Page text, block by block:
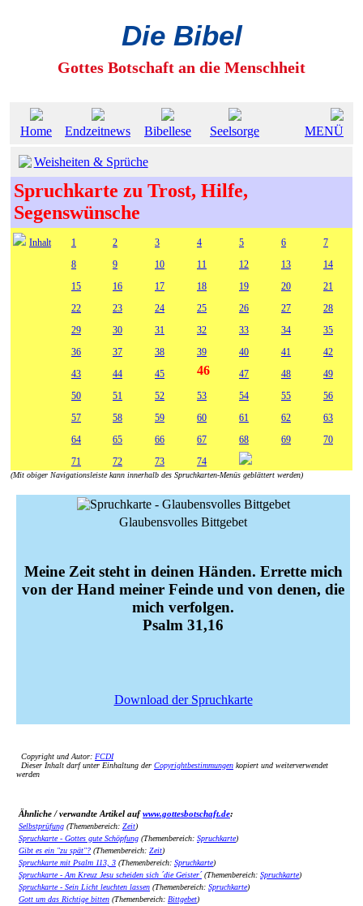
Die Bibel
Gottes Botschaft an die Menschheit
Home Endzeitnews Bibellese Seelsorge MENÜ
Weisheiten & Sprüche
Spruchkarte zu Trost, Hilfe,
Segenswünsche
Inhalt 1 2 3 4 5 6
7
8
9 10 11 12 13
14
15
16 17 18 19 20
21
22
23 24 25 26 27
28
29
30 31 32 33 34
35
36
37 38 39 40 41
42
43
44 45 46 47 48
49
50
51 52 53 54 55
56
57
58 59 60 61 62
63
64
65 66 67 68 69
70
71
72 73 74
(Mit obiger Navigationsleiste kann innerhalb des Spruchkarten-Menüs geblättert werden)
Glaubensvolles Bittgebet
Meine Zeit steht in deinen Händen. Errette mich
von der Hand meiner Feinde und von denen, die
mich verfolgen.
Psalm 31,16
Download der Spruchkarte
Copyright und Autor: FCDI
Dieser Inhalt darf unter Einhaltung der Copyrightbestimmungen kopiert und weiterverwendet
werden
Ähnliche / verwandte Artikel aufwww.gottesbotschaft.de:
Selbstprüfung (Themenbereich: Zeit)
Spruchkarte - Gottes gute Schöpfung (Themenbereich: Spruchkarte)
Gibt es ein "zu spät"? (Themenbereich: Zeit)
Spruchkarte mit Psalm 113, 3 (Themenbereich: Spruchkarte)
Spruchkarte - Am Kreuz Jesu scheiden sich ´die Geister´(Themenbereich: Spruchkarte)
Spruchkarte - Sein Licht leuchten lassen (Themenbereich: Spruchkarte)
Gott um das Richtige bitten (Themenbereich: Bittgebet)